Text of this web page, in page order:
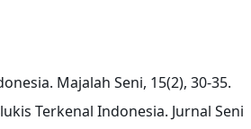
Majalah Seni, 15(2), 30-35.
Terkenal Indonesia. Jurnal Seni